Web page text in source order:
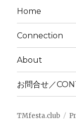
Home
Connection
About
お問合せ／
TMfesta.club